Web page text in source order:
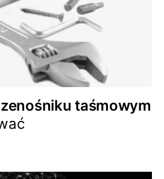
taśmowym